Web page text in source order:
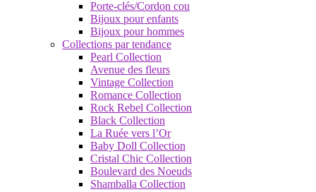
Porte-clés/Cordon cou
Bijoux pour enfants
Bijoux pour hommes
Collections par tendance
Pearl Collection
Avenue des fleurs
Vintage Collection
Romance Collection
Rock Rebel Collection
Black Collection
La Ruée vers l’Or
Baby Doll Collection
Cristal Chic Collection
Boulevard des Noeuds
Shamballa Collection